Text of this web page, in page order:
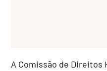
A Comissão de Direitos